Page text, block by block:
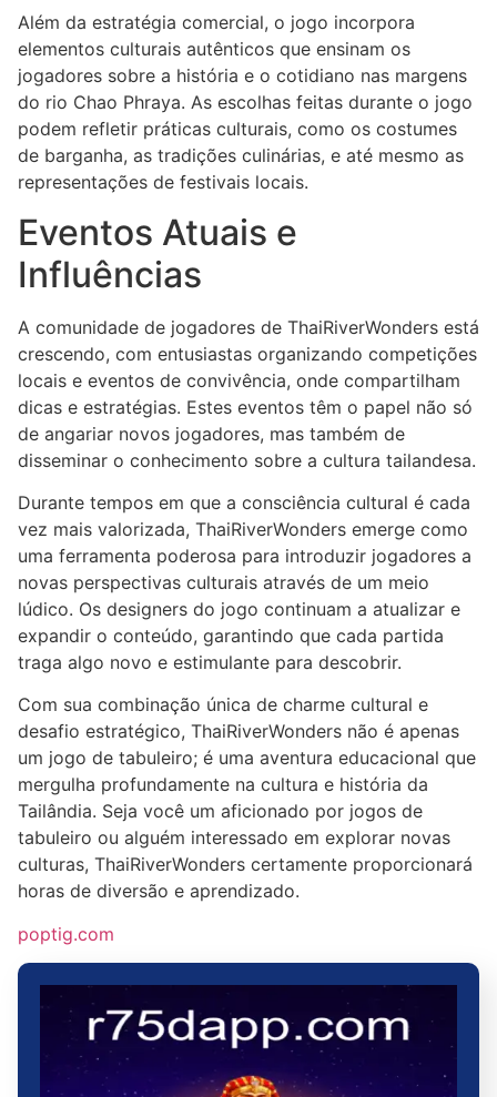
Além da estratégia comercial, o jogo incorpora
elementos culturais autênticos que ensinam os
jogadores sobre a história e o cotidiano nas margens
do rio Chao Phraya. As escolhas feitas durante o jogo
podem refletir práticas culturais, como os costumes
de barganha, as tradições culinárias, e até mesmo as
representações de festivais locais.
Eventos Atuais e
Influências
A comunidade de jogadores de ThaiRiverWonders está
crescendo, com entusiastas organizando competições
locais e eventos de convivência, onde compartilham
dicas e estratégias. Estes eventos têm o papel não só
de angariar novos jogadores, mas também de
disseminar o conhecimento sobre a cultura tailandesa.
Durante tempos em que a consciência cultural é cada
vez mais valorizada, ThaiRiverWonders emerge como
uma ferramenta poderosa para introduzir jogadores a
novas perspectivas culturais através de um meio
lúdico. Os designers do jogo continuam a atualizar e
expandir o conteúdo, garantindo que cada partida
traga algo novo e estimulante para descobrir.
Com sua combinação única de charme cultural e
desafio estratégico, ThaiRiverWonders não é apenas
um jogo de tabuleiro; é uma aventura educacional que
mergulha profundamente na cultura e história da
Tailândia. Seja você um aficionado por jogos de
tabuleiro ou alguém interessado em explorar novas
culturas, ThaiRiverWonders certamente proporcionará
horas de diversão e aprendizado.
poptig.com